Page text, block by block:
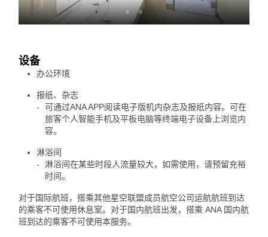
设备
办公环境
报纸、杂志
可通过ANA APP阅读电子版机内杂志及报纸内容。可在
旅客个人智能手机及平板电脑等终端电子设备上浏览内
容。
淋浴间
淋浴间在某些时段人流量较大，如需使用，请预留充裕
时间。
对于国际航班，搭乘其他星空联盟成员航空公司运航航班到达
的乘客不可使用休息室。对于国内航班出发，搭乘 ANA 国内航
班到达的乘客不可使用本服务。